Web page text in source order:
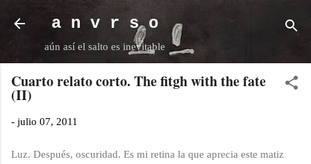
Ir al contenido principal
a n v r s o
aún así el salto es inevitable
Cuarto relato corto. The fitgh with the fate
(II)
- julio 07, 2011
Luz. Después, oscuridad. Es mi retina la que aprecia este matiz